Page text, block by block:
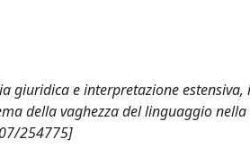
giuridica e interpretazione
della vaghezza del linguaggio
254775]